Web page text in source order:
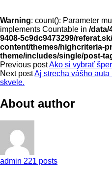
Warning: count(): Parameter
implements Countable in /data/
9408-5c9dc9473299/
content/themes/highcriteria-
theme/includes/single/post-
Previous postAko si vybrať
Next postAj strecha vášho
skvele.
About author
admin 221 posts